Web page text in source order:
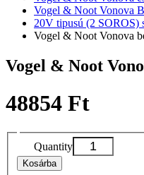
Vogel & Noot Vonova
20V tipusú (2 SOROS)
Vogel & Noot Vonova
Vogel & Noot
48854 Ft
Quantity
Kosárba